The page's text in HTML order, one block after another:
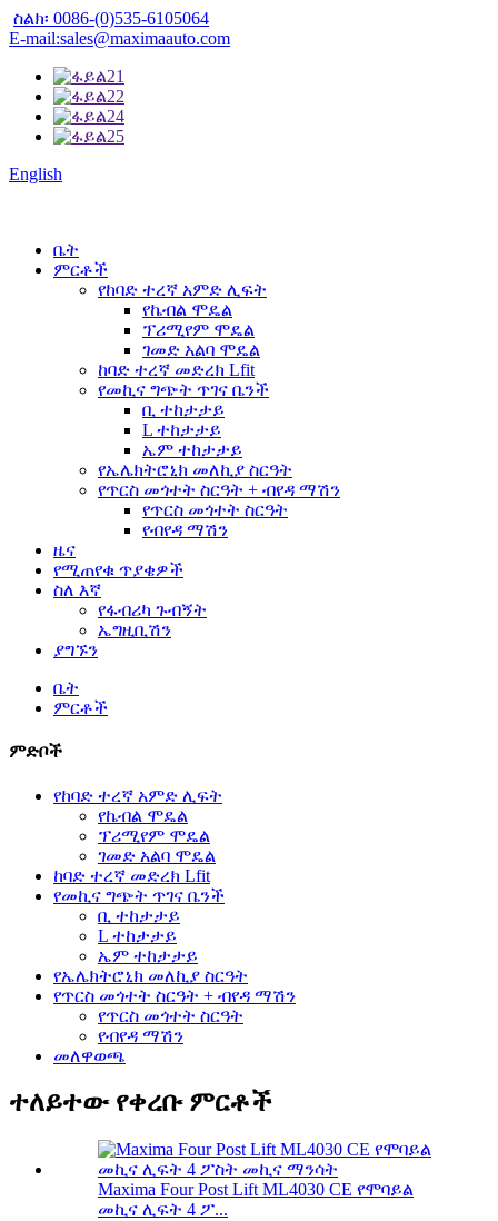
ስልክ፡ 0086-(0)535-6105064
E-mail:sales@maximaauto.com
English
ቤት
ምርቶች
የከባድ ተረኛ አምድ ሊፍት
የኬብል ሞዴል
ፕሪሚየም ሞዴል
ገመድ አልባ ሞዴል
ከባድ ተረኛ መድረክ Lfit
የመኪና ግጭት ጥገና ቤንች
ቢ ተከታታይ
L ተከታታይ
ኤም ተከታታይ
የኤሌክትሮኒክ መለኪያ ስርዓት
የጥርስ መጎተት ስርዓት + ብየዳ ማሽን
የጥርስ መጎተት ስርዓት
የብየዳ ማሽን
ዜና
የሚጠየቁ ጥያቄዎች
ስለ እኛ
የፋብሪካ ጉብኝት
ኤግዚቢሽን
ያግኙን
ቤት
ምርቶች
ምድቦች
የከባድ ተረኛ አምድ ሊፍት
የኬብል ሞዴል
ፕሪሚየም ሞዴል
ገመድ አልባ ሞዴል
ከባድ ተረኛ መድረክ Lfit
የመኪና ግጭት ጥገና ቤንች
ቢ ተከታታይ
L ተከታታይ
ኤም ተከታታይ
የኤሌክትሮኒክ መለኪያ ስርዓት
የጥርስ መጎተት ስርዓት + ብየዳ ማሽን
የጥርስ መጎተት ስርዓት
የብየዳ ማሽን
መለዋወጫ
ተለይተው የቀረቡ ምርቶች
Maxima Four Post Lift ML4030 CE የሞባይል
መኪና ሊፍት 4 ፖ...